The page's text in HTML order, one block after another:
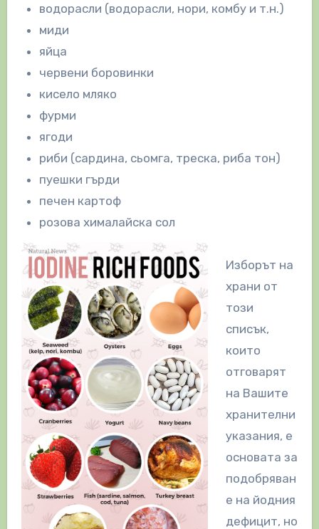
водорасли (водорасли, нори, комбу и т.н.)
миди
яйца
червени боровинки
кисело мляко
фурми
ягоди
риби (сардина, сьомга, треска, риба тон)
пуешки гърди
печен картоф
розова хималайска сол
Изборът на
храни от
този
списък,
които
отговарят
на Вашите
хранителни
указания, е
основата за
подобряван
е на йодния
дефицит, но